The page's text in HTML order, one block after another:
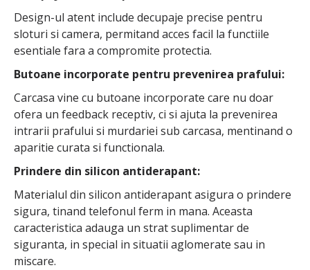
Design-ul atent include decupaje precise pentru
sloturi si camera, permitand acces facil la functiile
esentiale fara a compromite protectia.
Butoane incorporate pentru prevenirea prafului:
Carcasa vine cu butoane incorporate care nu doar
ofera un feedback receptiv, ci si ajuta la prevenirea
intrarii prafului si murdariei sub carcasa, mentinand o
aparitie curata si functionala.
Prindere din silicon antiderapant:
Materialul din silicon antiderapant asigura o prindere
sigura, tinand telefonul ferm in mana. Aceasta
caracteristica adauga un strat suplimentar de
siguranta, in special in situatii aglomerate sau in
miscare.